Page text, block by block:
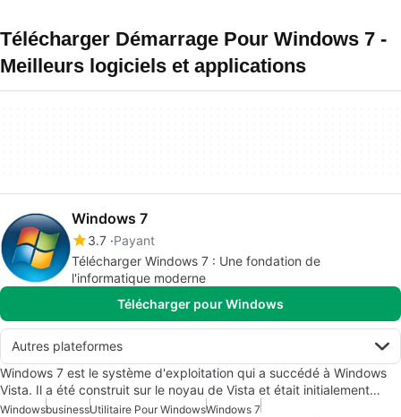
Télécharger Démarrage Pour Windows 7 -
Meilleurs logiciels et applications
Windows 7
3.7 Payant
Télécharger Windows 7 : Une fondation de
l'informatique moderne
Télécharger pour Windows
Autres plateformes
Windows 7 est le système d'exploitation qui a succédé à Windows
Vista. Il a été construit sur le noyau de Vista et était initialement…
WindowsbusinessUtilitaire Pour WindowsWindows 7